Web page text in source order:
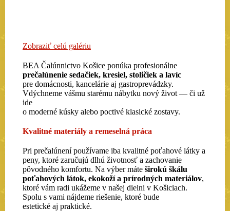
Zobraziť celú galériu
BEA Čalúnnictvo Košice ponúka profesionálne
prečalúnenie sedačiek, kresiel, stoličiek a lavíc
pre domácnosti, kancelárie aj gastroprevádzky.
Vdýchneme vášmu starému nábytku nový život — či už
ide
o moderné kúsky alebo poctivé klasické zostavy.
Kvalitné materiály a remeselná práca
Pri prečalúnení používame iba kvalitné poťahové látky a
peny, ktoré zaručujú dlhú životnosť a zachovanie
pôvodného komfortu. Na výber máte širokú škálu
poťahových látok, ekokoží a prírodných materiálov,
ktoré vám radi ukážeme v našej dielni v Košiciach.
Spolu s vami nájdeme riešenie, ktoré bude
estetické aj praktické.